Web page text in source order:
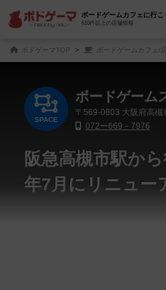
ボードゲームカフェに行こ
610件以上の店舗情報
ボドゲーマTOP ボードゲームカフェ/店
SPACE
ボードゲーム
〒569-0803 大阪府高槻
072ー669－7976
阪急高槻市駅か
年7月にリニュー